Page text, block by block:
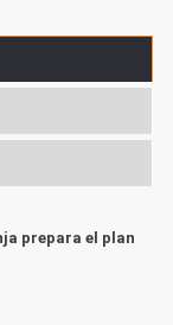
prepara el plan